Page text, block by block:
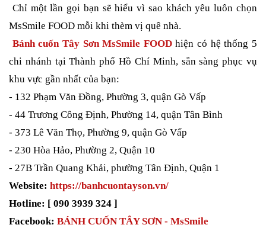
Chỉ một lần gọi bạn sẽ hiểu vì sao khách yêu luôn chọn
MsSmile FOOD mỗi khi thèm vị quê nhà.
Bánh cuốn Tây Sơn MsSmile FOODhiện có hệ thống 5
chi nhánh tại Thành phố Hồ Chí Minh, sẵn sàng phục vụ
khu vực gần nhất của bạn:
- 132 Phạm Văn Đồng, Phường 3, quận Gò Vấp
- 44 Trương Công Định, Phường 14, quận Tân Bình
- 373 Lê Văn Thọ, Phường 9, quận Gò Vấp
- 230 Hòa Hảo, Phường 2, Quận 10
- 27B Trần Quang Khải, phường Tân Định, Quận 1
Website: https://banhcuontayson.vn/
Hotline: [ 090 3939 324 ]
Facebook: BÁNH CUỐN TÂY SƠN - MsSmile